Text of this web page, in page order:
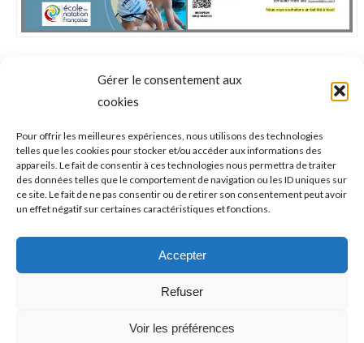
Gérer le consentement aux
cookies
Pour offrir les meilleures expériences, nous utilisons des technologies
telles que les cookies pour stocker et/ou accéder aux informations des
appareils. Le fait de consentir à ces technologies nous permettra de traiter
des données telles que le comportement de navigation ou les ID uniques sur
ce site. Le fait de ne pas consentir ou de retirer son consentement peut avoir
un effet négatif sur certaines caractéristiques et fonctions.
Accepter
Refuser
Voir les préférences
NAVIGATION
DE
COMMENTAIRE
ONGLET PRÉCÉDENT
Onglet
précédent
Ultra Trail – CCC® #2022 : Manon Gras
termine son premier “100 bornes“ en un peu
plus de 20h30
Onglet
Saison 2022-2023 : l’opération PASS’SPORT
reconduite en cette rentrée !